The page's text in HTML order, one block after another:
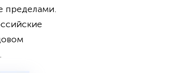
пределами.